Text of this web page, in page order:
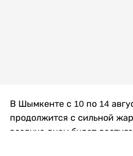
В Шымкенте с 10 по 14
продолжится с сильной
воздуха днем будет